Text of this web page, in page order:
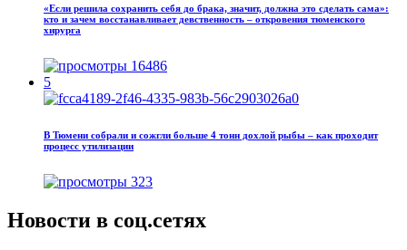
«Если решила сохранить себя до брака, значит, должна это сделать сама»:
кто и зачем восстанавливает девственность – откровения тюменского
хирурга
16486
5
В Тюмени собрали и сожгли больше 4 тонн дохлой рыбы – как проходит
процесс утилизации
323
Новости в соц.сетях